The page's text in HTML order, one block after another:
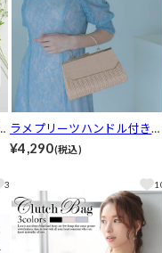
3
ラメプリーツハンドル付きパ
ーティーバッグ
¥4,290(税込)